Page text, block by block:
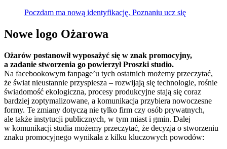
Poczdam ma nową identyfikację. Poznaniu ucz się
Nowe logo Ożarowa
Ożarów postanowił wyposażyć się w znak promocyjny,
a zadanie stworzenia go powierzył Proszki studio.
Na facebookowym fanpage’u tych ostatnich możemy przeczytać,
że świat nieustannie przyspiesza – rozwijają się technologie, rośnie
świadomość ekologiczna, procesy produkcyjne stają się coraz
bardziej zoptymalizowane, a komunikacja przybiera nowoczesne
formy. Te zmiany dotyczą nie tylko firm czy osób prywatnych,
ale także instytucji publicznych, w tym miast i gmin. Dalej
w komunikacji studia możemy przeczytać, że decyzja o stworzeniu
znaku promocyjnego wynikała z kilku kluczowych powodów: